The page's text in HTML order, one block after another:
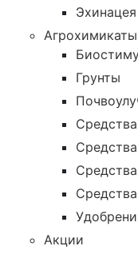
Эхинацея
Агрохимикаты
Грунты
Акции